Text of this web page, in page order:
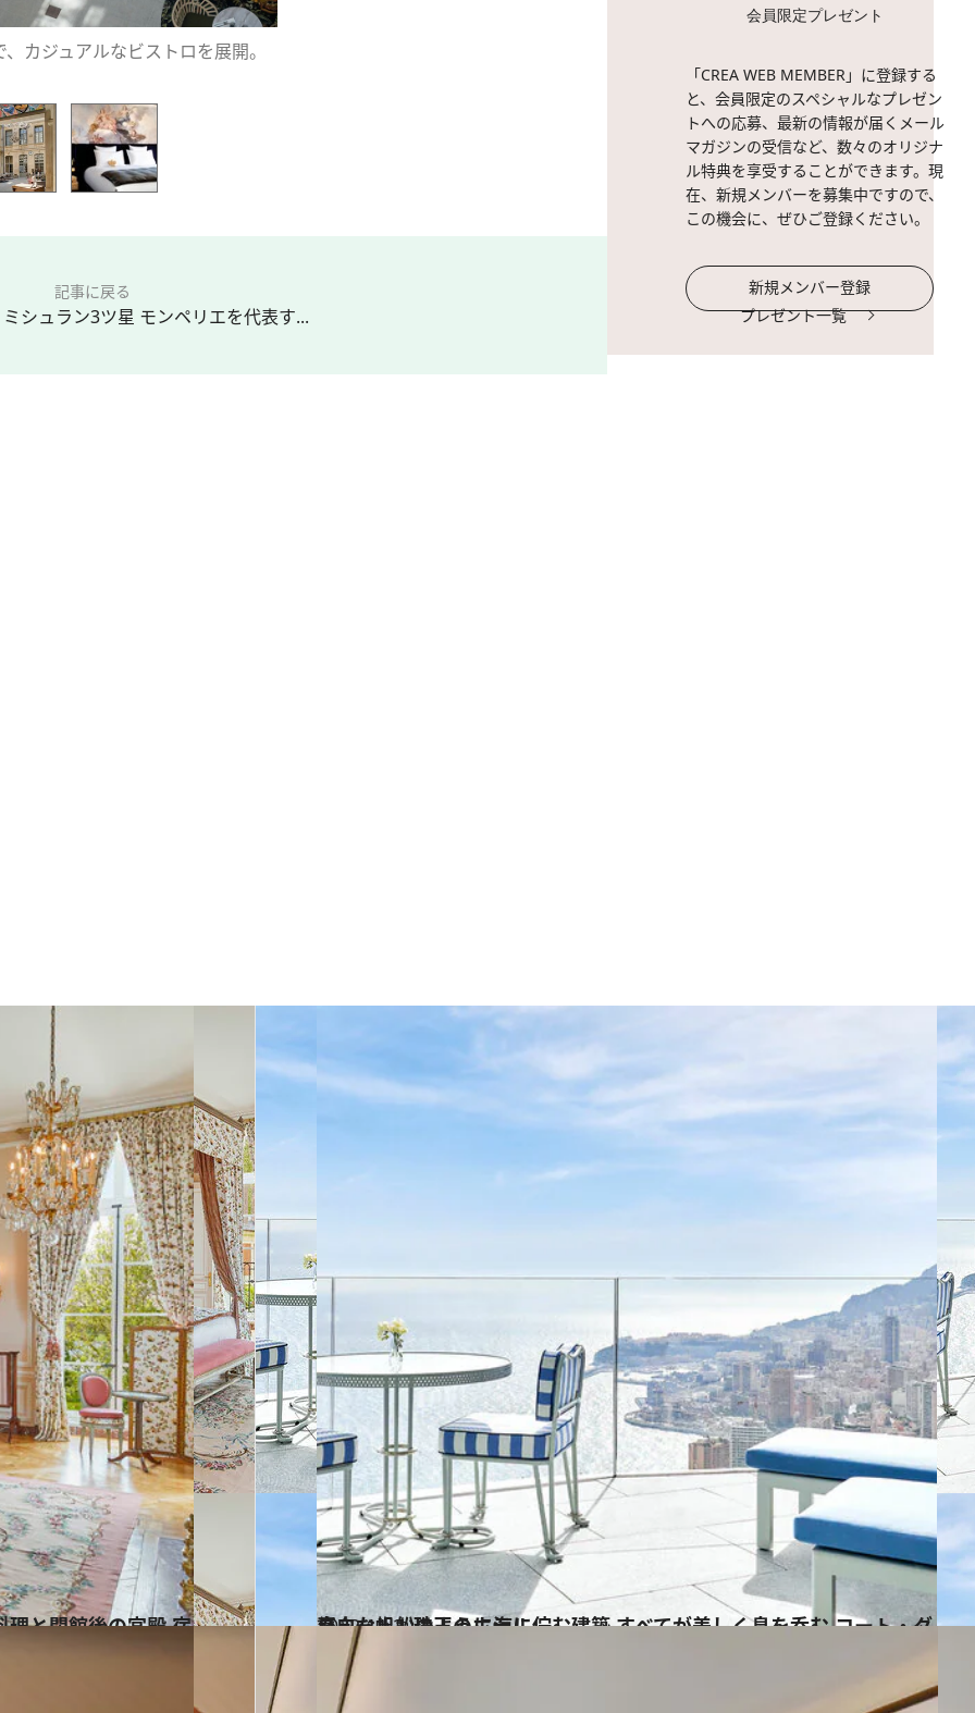
カジュアルなビストロを展開。
記事に戻る
シュラン3ツ星 モンペリエを代表す...
会員限定プレゼント
「CREA WEB MEMBER」に登録する
と、会員限定のスペシャルなプレゼン
トへの応募、最新の情報が届くメール
マガジンの受信など、数々のオリジナ
ル特典を享受することができます。現
在、新規メンバーを募集中ですので、
この機会に、ぜひご登録ください。
新規メンバー登録
プレゼント一覧
2022.11.2
真白な帆船のように海に佇む建築 すべてが美しく息を呑む コート・ダジュール、珠玉のホテル
旅＆お出かけ